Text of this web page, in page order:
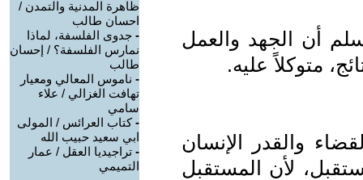
أن الجهد والعمل
متوكلاً عليه.
والقدر الإنسان
لأن المستقبل
ظاهرة المدنية والتمدن /
احسان طالب
- جدوى الفلسفة، لماذا
نمارس الفلسفة؟ / إحسان
طالب
- ناموس المعالي ومعيار
تهافت الغزالي / علاء
سامي
-كتاب العرائس / المولى
ابي سعيد حبيب الله
- تراجيديا العقل / عمار
التميمي